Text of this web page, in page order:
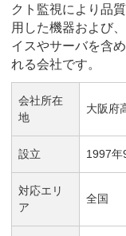
クト監視により品
用した機器および
イスやサーバを含
れる会社です。
会社所在
地
大阪府
設立 1997年
対応エリ
ア
全国